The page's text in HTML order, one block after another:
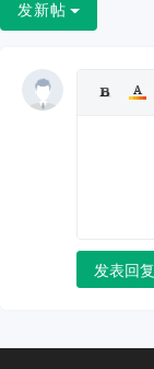
发新帖
发表回复